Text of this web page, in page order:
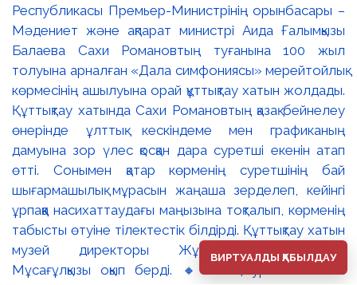
ВИРТУАЛДЫ ҚАБЫЛДАУ